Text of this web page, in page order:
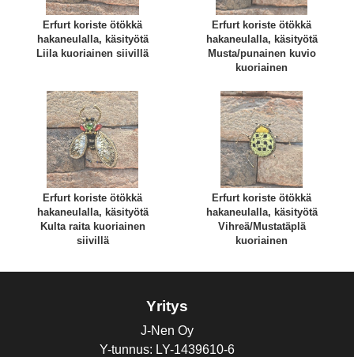
Erfurt koriste ötökkä
hakaneulalla, käsityötä
Liila kuoriainen siivillä
Erfurt koriste ötökkä
hakaneulalla, käsityötä
Musta/punainen kuvio
kuoriainen
Erfurt koriste ötökkä
hakaneulalla, käsityötä
Kulta raita kuoriainen
siivillä
Erfurt koriste ötökkä
hakaneulalla, käsityötä
Vihreä/Mustatäplä
kuoriainen
Yritys
J-Nen Oy
Y-tunnus: LY-1439610-6